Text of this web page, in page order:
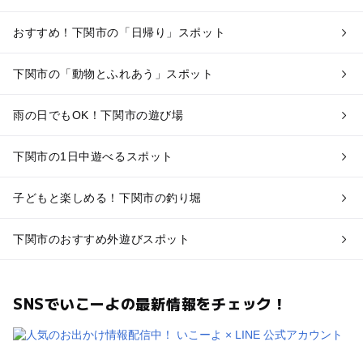
おすすめ！下関市の「日帰り」スポット
下関市の「動物とふれあう」スポット
雨の日でもOK！下関市の遊び場
下関市の1日中遊べるスポット
子どもと楽しめる！下関市の釣り堀
下関市のおすすめ外遊びスポット
SNSでいこーよの最新情報をチェック！